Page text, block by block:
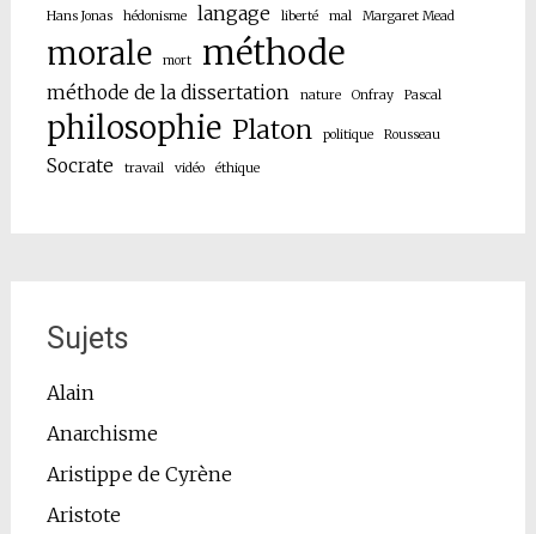
Hans Jonas hédonisme langage liberté mal Margaret Mead
morale mort méthode
méthode de la dissertation nature Onfray Pascal
philosophie Platon politique Rousseau
Socrate travail vidéo éthique
Sujets
Alain
Anarchisme
Aristippe de Cyrène
Aristote